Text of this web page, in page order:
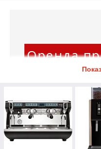
Оренда
у Харківській та
від «System
Обирайте підходящий